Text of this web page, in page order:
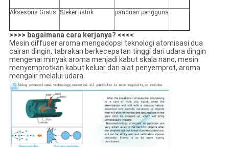
Aksesoris Gratis: Steker listrik panduan pengguna
>>>> bagaimana cara kerjanya? <<<<
Mesin diffuser aroma mengadopsi teknologi atomisasi dua
cairan dingin, tabrakan berkecepatan tinggi dari udara dingin
mengenai minyak aroma menjadi kabut skala nano, mesin
menyemprotkan kabut keluar dari alat penyemprot, aroma
mengalir melalui udara.